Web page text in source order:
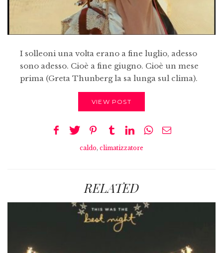
I solleoni una volta erano a fine luglio, adesso
sono adesso. Cioè a fine giugno. Cioè un mese
prima (Greta Thunberg la sa lunga sul clima).
VIEW POST
caldo, climatizzatore
RELATED